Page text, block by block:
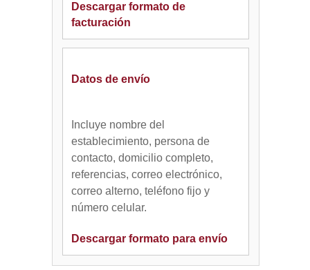
Descargar formato de
facturación
Datos de envío
Incluye nombre del
establecimiento, persona de
contacto, domicilio completo,
referencias, correo electrónico,
correo alterno, teléfono fijo y
número celular.
Descargar formato para envío